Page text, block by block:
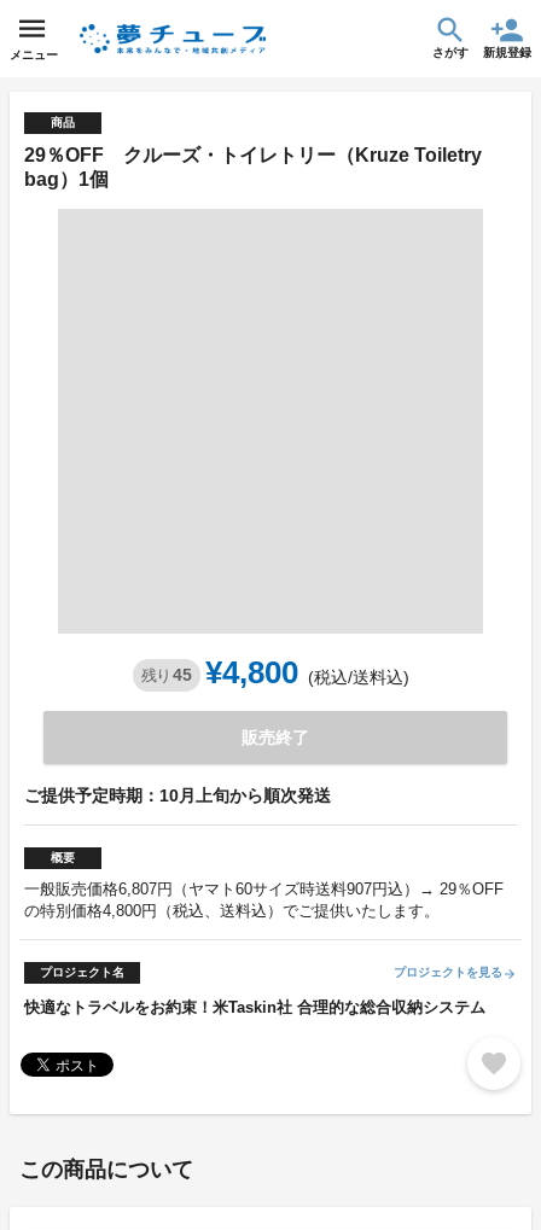
メニュー さがす 新規登録
商品
29％OFF クルーズ・トイレトリー（Kruze Toiletry
bag）1個
残り 45 ¥4,800 (税込/送料込)
販売終了
ご提供予定時期：10月上旬から順次発送
概要
一般販売価格6,807円（ヤマト60サイズ時送料907円込）→ 29％OFF
の特別価格4,800円（税込、送料込）でご提供いたします。
プロジェクト名 プロジェクトを見る arrow_forward
快適なトラベルをお約束！米Taskin社 合理的な総合収納システム
favorite
この商品について